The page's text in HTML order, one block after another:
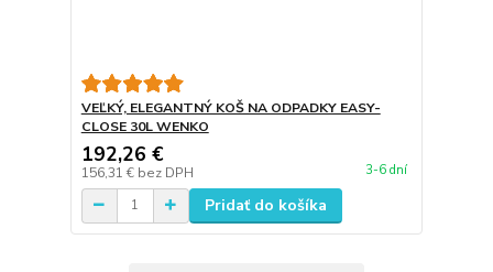
VEĽKÝ, ELEGANTNÝ KOŠ NA ODPADKY EASY-
CLOSE 30L WENKO
192,26 €
156,31 € bez DPH 3-6 dní
Pridať do košíka